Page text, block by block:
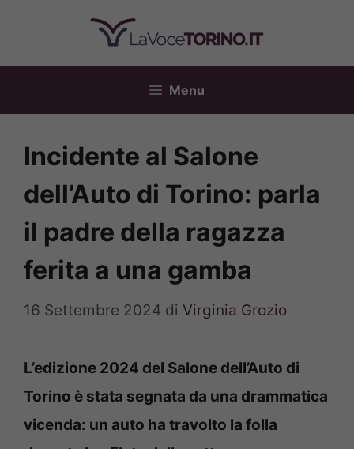
contenuto
Menu
Incidente al Salone
dell’Auto di Torino: parla
il padre della ragazza
ferita a una gamba
16 Settembre 2024 di Virginia Grozio
L’edizione 2024 del Salone dell’Auto di
Torino è stata segnata da una drammatica
vicenda: un auto ha travolto la folla